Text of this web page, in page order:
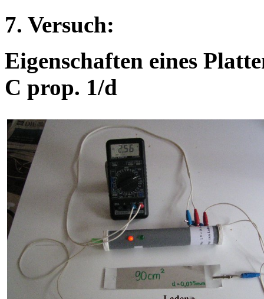
7. Versuch:
Eigenschaften eines
C prop. 1/d